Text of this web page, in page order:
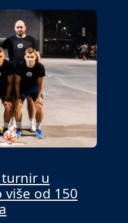
u
od 150